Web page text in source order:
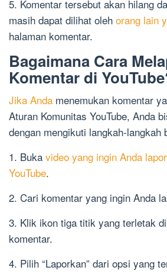
5. Komentar tersebut akan hilang
masih dapat dilihat oleh orang lain
halaman komentar.
Bagaimana Cara
Komentar di
Jika Anda menemukan komentar
Aturan Komunitas YouTube, Anda
dengan mengikuti langkah-langkah
1. Buka video yang ingin Anda
YouTube.
2. Cari komentar yang ingin Anda
3. Klik ikon tiga titik yang terletak
komentar.
4. Pilih “Laporkan” dari opsi yang